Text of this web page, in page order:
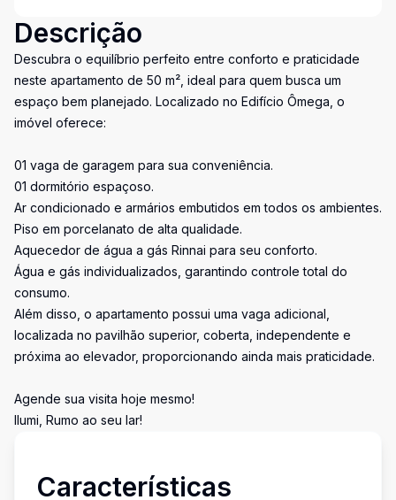
Descrição
Descubra o equilíbrio perfeito entre conforto e praticidade
neste apartamento de 50 m², ideal para quem busca um
espaço bem planejado. Localizado no Edifício Ômega, o
imóvel oferece:
01 vaga de garagem para sua conveniência.
01 dormitório espaçoso.
Ar condicionado e armários embutidos em todos os ambientes.
Piso em porcelanato de alta qualidade.
Aquecedor de água a gás Rinnai para seu conforto.
Água e gás individualizados, garantindo controle total do
consumo.
Além disso, o apartamento possui uma vaga adicional,
localizada no pavilhão superior, coberta, independente e
próxima ao elevador, proporcionando ainda mais praticidade.
Agende sua visita hoje mesmo!
Ilumi, Rumo ao seu lar!
Características